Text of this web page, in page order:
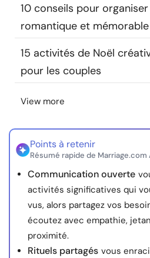
Trouver un thérapeute
Langue
nous
10 conseils pour
romantique et mémorable
15 activités de Noël
pour les couples
View more
Points à retenir
Résumé rapide de Marriage.com
Communication ouverte
activités significatives qui
vus, alors partagez vos
écoutez avec empathie,
proximité.
Rituels partagés vous